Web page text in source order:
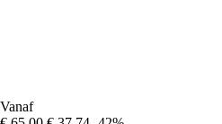
Vanaf